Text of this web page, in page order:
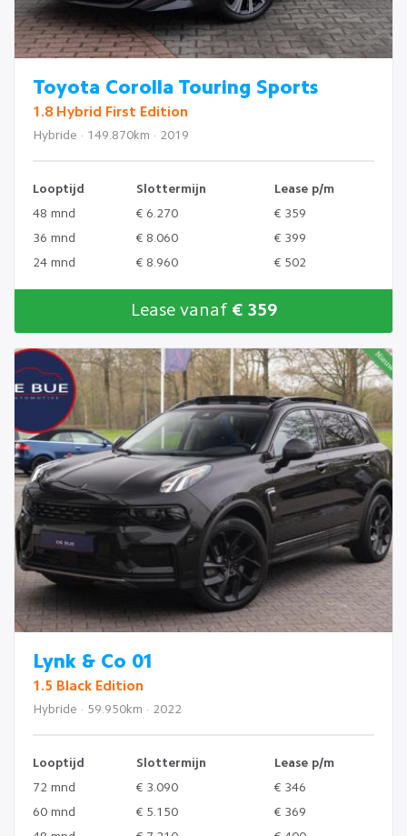
Toyota Corolla Touring Sports
1.8 Hybrid First Edition
Hybride · 149.870km · 2019
Looptijd Slottermijn
Lease p/m
48 mnd
€ 6.270
€ 359
36 mnd
€ 8.060
€ 399
24 mnd
€ 8.960 € 502
Lease vanaf € 359
Lynk & Co 01
1.5 Black Edition
Hybride · 59.950km · 2022
Looptijd Slottermijn
Lease p/m
72 mnd
€ 3.090
€ 346
60 mnd
€ 5.150
€ 369